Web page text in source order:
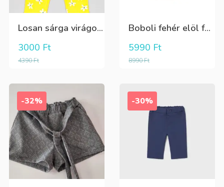
Losan sárga virágos 3/4-es leggings
4390Ft
3000 Ft
Boboli fehér elöl fekete tüll+gyöngyös csini póló
8990Ft
5990 Ft
-32% -30%